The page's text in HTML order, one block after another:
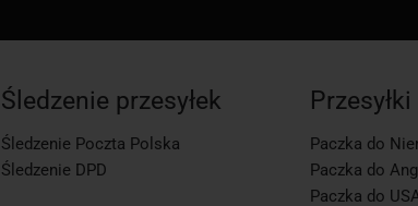
Śledzenie przesyłek
Śledzenie Poczta Polska
Śledzenie DPD
Paczka do
Paczka do
Paczka do